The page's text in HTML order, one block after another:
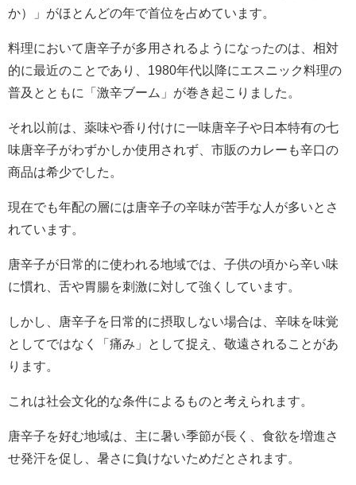
か）」がほとんどの年で首位を占めています。
料理において唐辛子が多用されるようになったのは、相対
的に最近のことであり、1980年代以降にエスニック料理の
普及とともに「激辛ブーム」が巻き起こりました。
それ以前は、薬味や香り付けに一味唐辛子や日本特有の七
味唐辛子がわずかしか使用されず、市販のカレーも辛口の
商品は希少でした。
現在でも年配の層には唐辛子の辛味が苦手な人が多いとさ
れています。
唐辛子が日常的に使われる地域では、子供の頃から辛い味
に慣れ、舌や胃腸を刺激に対して強くしています。
しかし、唐辛子を日常的に摂取しない場合は、辛味を味覚
としてではなく「痛み」として捉え、敬遠されることがあ
ります。
これは社会文化的な条件によるものと考えられます。
唐辛子を好む地域は、主に暑い季節が長く、食欲を増進さ
せ発汗を促し、暑さに負けないためだとされます。